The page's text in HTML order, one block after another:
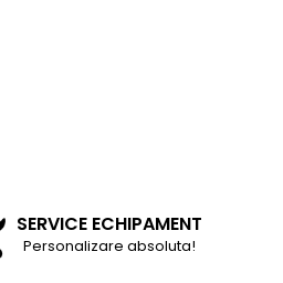
SERVICE ECHIPAMENT
Personalizare absoluta!